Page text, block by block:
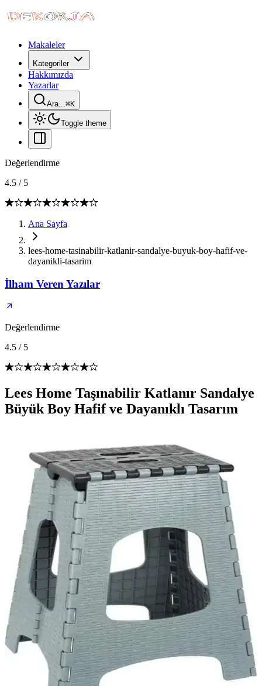
Makaleler
Kategoriler
Hakkımızda
Yazarlar
Ara...⌘K
Toggle theme
Değerlendirme
4.5 / 5
Ana Sayfa
lees-home-tasinabilir-katlanir-sandalye-buyuk-boy-hafif-ve-
dayanikli-tasarim
İlham Veren Yazılar
Değerlendirme
4.5 / 5
Lees Home Taşınabilir Katlanır Sandalye
Büyük Boy Hafif ve Dayanıklı Tasarım